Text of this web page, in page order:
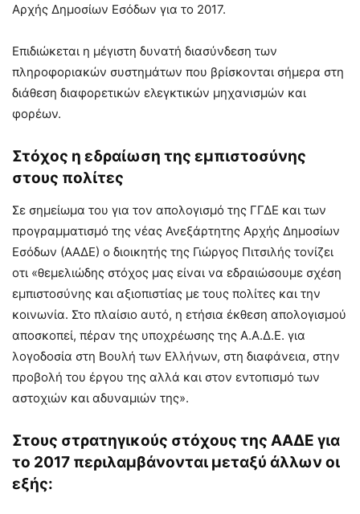
Αρχής Δημοσίων Εσόδων για το 2017.
Επιδιώκεται η μέγιστη δυνατή διασύνδεση των
πληροφοριακών συστημάτων που βρίσκονται σήμερα στη
διάθεση διαφορετικών ελεγκτικών μηχανισμών και
φορέων.
Στόχος η εδραίωση της εμπιστοσύνης
στους πολίτες
Σε σημείωμα του για τον απολογισμό της ΓΓΔΕ και των
προγραμματισμό της νέας Ανεξάρτητης Αρχής Δημοσίων
Εσόδων (ΑΑΔΕ) ο διοικητής της Γιώργος Πιτσιλής τονίζει
οτι «θεμελιώδης στόχος μας είναι να εδραιώσουμε σχέση
εμπιστοσύνης και αξιοπιστίας με τους πολίτες και την
κοινωνία. Στο πλαίσιο αυτό, η ετήσια έκθεση απολογισμού
αποσκοπεί, πέραν της υποχρέωσης της Α.Α.Δ.Ε. για
λογοδοσία στη Βουλή των Ελλήνων, στη διαφάνεια, στην
προβολή του έργου της αλλά και στον εντοπισμό των
αστοχιών και αδυναμιών της».
Στους στρατηγικούς στόχους της ΑΑΔΕ για
το 2017 περιλαμβάνονται μεταξύ άλλων οι
εξής: